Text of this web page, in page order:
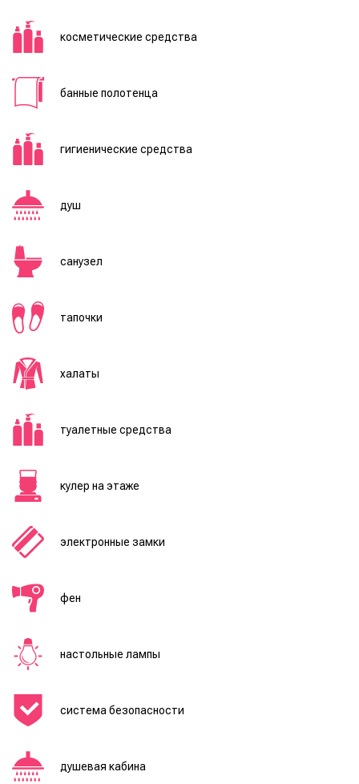
косметические средства
банные полотенца
гигиенические средства
душ
санузел
тапочки
халаты
туалетные средства
кулер на этаже
электронные замки
фен
настольные лампы
система безопасности
душевая кабина